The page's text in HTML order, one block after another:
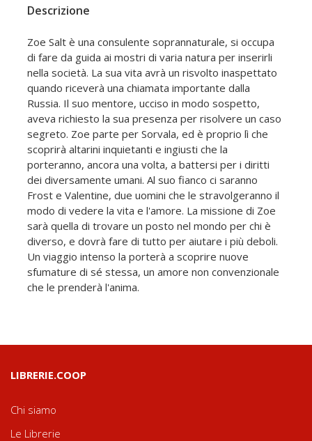
Descrizione
Zoe Salt è una consulente soprannaturale, si occupa
di fare da guida ai mostri di varia natura per inserirli
nella società. La sua vita avrà un risvolto inaspettato
quando riceverà una chiamata importante dalla
Russia. Il suo mentore, ucciso in modo sospetto,
aveva richiesto la sua presenza per risolvere un caso
segreto. Zoe parte per Sorvala, ed è proprio lì che
scoprirà altarini inquietanti e ingiusti che la
porteranno, ancora una volta, a battersi per i diritti
dei diversamente umani. Al suo fianco ci saranno
Frost e Valentine, due uomini che le stravolgeranno il
modo di vedere la vita e l'amore. La missione di Zoe
sarà quella di trovare un posto nel mondo per chi è
diverso, e dovrà fare di tutto per aiutare i più deboli.
Un viaggio intenso la porterà a scoprire nuove
sfumature di sé stessa, un amore non convenzionale
che le prenderà l'anima.
LIBRERIE.COOP
Chi siamo
Le Librerie